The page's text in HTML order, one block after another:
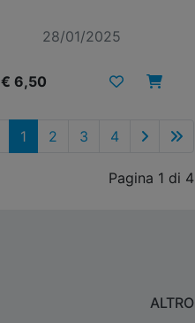
28/01/2025
€ 6,50
1 2 3 4
Pagina 1 di 4
ALTRO